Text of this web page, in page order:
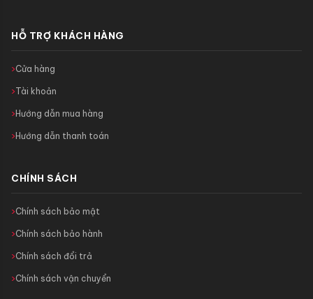
HỖ TRỢ KHÁCH HÀNG
Cửa hàng
Tài khoản
Hướng dẫn mua hàng
Hướng dẫn thanh toán
CHÍNH SÁCH
Chính sách bảo mật
Chính sách bảo hành
Chính sách đổi trả
Chính sách vận chuyển